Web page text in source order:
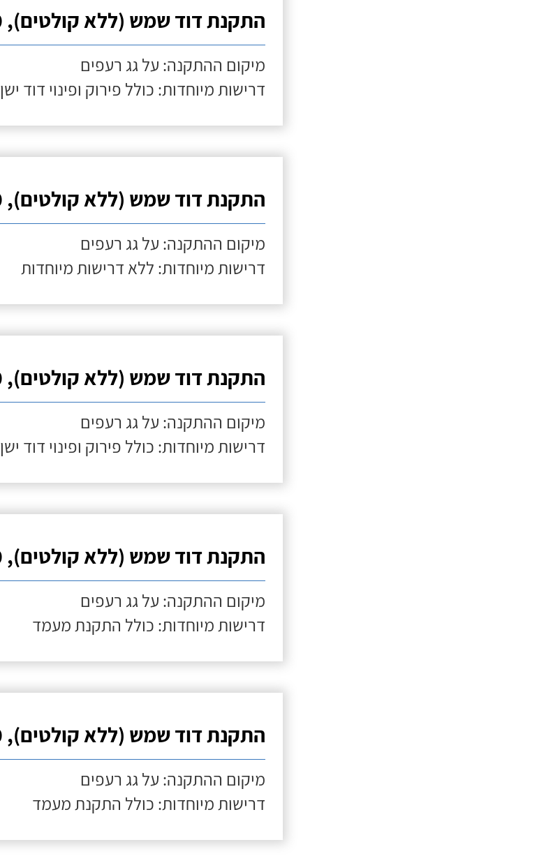
התקנת דוד שמש (ללא קולטים), 150 ליטר
מיקום ההתקנה: על גג רעפים
דרישות מיוחדות: כולל פירוק ופינוי דוד ישן
התקנת דוד שמש (ללא קולטים), 80 ליטר
מיקום ההתקנה: על גג רעפים
דרישות מיוחדות: ללא דרישות מיוחדות
התקנת דוד שמש (ללא קולטים), 80 ליטר
מיקום ההתקנה: על גג רעפים
דרישות מיוחדות: כולל פירוק ופינוי דוד ישן
התקנת דוד שמש (ללא קולטים), 120 ליטר
מיקום ההתקנה: על גג רעפים
דרישות מיוחדות: כולל התקנת מעמד
התקנת דוד שמש (ללא קולטים), 150 ליטר
מיקום ההתקנה: על גג רעפים
דרישות מיוחדות: כולל התקנת מעמד